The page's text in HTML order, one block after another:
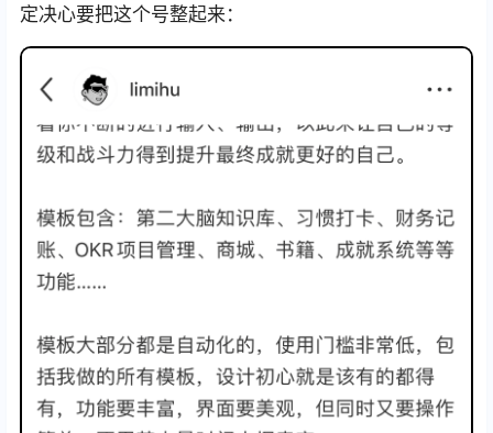
定决心要把这个号整起来：